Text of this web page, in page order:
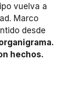
vuelva a
Marco
desde
hechos.